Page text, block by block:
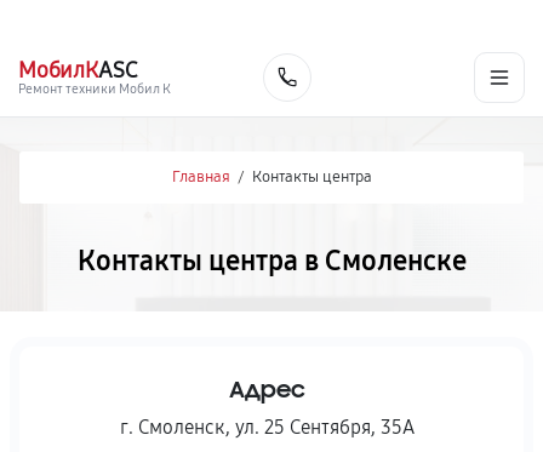
МобилКASC
Ремонт техники Мобил К
Главная / Контакты центра
Контакты центра в Смоленске
Адрес
г. Смоленск, ул. 25 Сентября, 35А